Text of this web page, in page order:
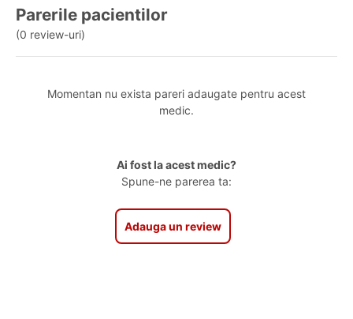
Parerile pacientilor
(0 review-uri)
Momentan nu exista pareri adaugate pentru acest
medic.
Ai fost la acest medic?
Spune-ne parerea ta:
Adauga un review